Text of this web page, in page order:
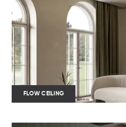
FLOW CEILING